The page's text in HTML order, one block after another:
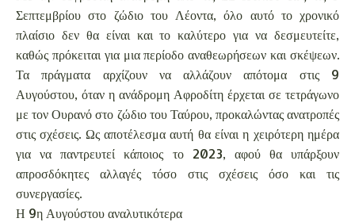
Σεπτεμβρίου στο ζώδιο του Λέοντα, όλο αυτό το χρονικό
πλαίσιο δεν θα είναι και το καλύτερο για να δεσμευτείτε,
καθώς πρόκειται για μια περίοδο αναθεωρήσεων και σκέψεων.
Τα πράγματα αρχίζουν να αλλάζουν απότομα στις 9
Αυγούστου, όταν η ανάδρομη Αφροδίτη έρχεται σε τετράγωνο
με τον Ουρανό στο ζώδιο του Ταύρου, προκαλώντας ανατροπές
στις σχέσεις. Ως αποτέλεσμα αυτή θα είναι η χειρότερη ημέρα
για να παντρευτεί κάποιος το 2023, αφού θα υπάρξουν
απροσδόκητες αλλαγές τόσο στις σχέσεις όσο και τις
συνεργασίες.
Η 9η Αυγούστου αναλυτικότερα